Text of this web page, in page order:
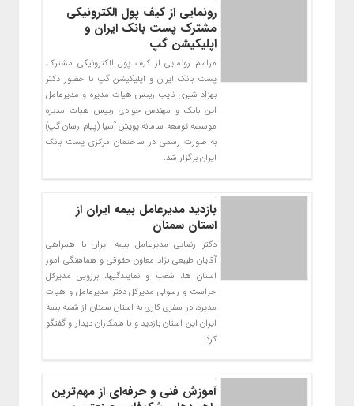
رونمایی از کیف پول الکترونیکی
مشترک پست بانک ایران و
اپلیکیشن گپ
مراسم رونمایی از کیف پول الکترونیکی مشترک
پست بانک ایران و اپلیکیشن گپ با حضور دکتر
بهزاد شیری نایب رییس هیات مدیره و مدیرعامل
این بانک و مهندس جوادی رییس هیات مدیره
موسسه توسعه سامانه پویش آسیا (پیام رسان گپ)
به صورت رسمی در ساختمان مرکزی پست بانک
ایران برگزار شد.
بازدید مدیرعامل بیمه ایران از
استان سمنان
دکتر رضایی مدیرعامل بیمه ایران با همراهی
آقایان طبیعی نژاد معاون حقوقی و هماهنگی امور
استان ها، شعب و نمایندگیها، برزویی مدیرکل
حراست و رسولی مدیرکل دفتر مدیرعامل و هیات
مدیره، در سفری کاری به استان سمنان از شعبه بیمه
ایران این استان بازدید و با همکاران دیدار و گفتگو
کرد.
آموزش فنی و حرفه‌ای از مهم‌ترین